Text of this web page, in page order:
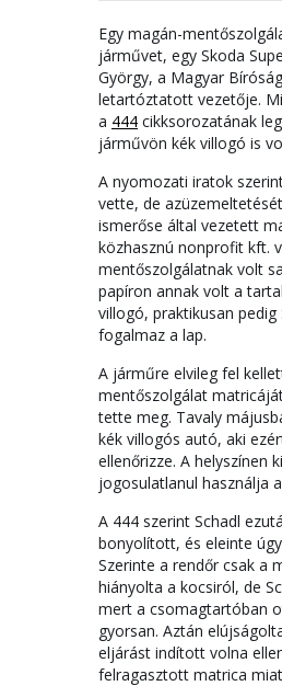
Egy magán-
járművet, egy Skoda
György, a Magyar
letartóztatott vezetője.
a 444 cikksorozatának
járművön kék villogó is
A nyomozati iratok
vette, de
ismerőse által vezetett
közhasznú nonprofit kft.
mentőszolgálatnak volt
papíron annak volt a
villogó, praktikusan pedig
fogalmaz a lap.
A járműre elvileg fel
mentőszolgálat
tette meg. Tavaly
kék villogós autó, aki
ellenőrizze. A helyszínen
jogosulatlanul használja
A 444 szerint Schadl
bonyolított, és eleinte
Szerinte a rendőr csak a
hiányolta a kocsiról, de
mert a csomagtartóban
gyorsan. Aztán
eljárást indított volna
felragasztott matrica